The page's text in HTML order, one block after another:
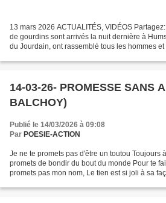
13 mars 2026 ACTUALITÉS, VIDÉOS
de gourdins sont arrivés la nuit dernière à
du Jourdain, ont rassemblé tous les hommes
14-03-26- PROMESSE SANS
BALCHOY)
Publié le 14/03/2026 à 09:08
Par POESIE-ACTION
Je ne te promets pas d'être un toutou Toujours
promets de bondir du bout du monde Pour te
promets pas mon nom, Le tien est si joli à sa